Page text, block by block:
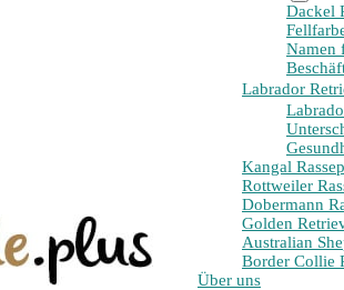
Dackel
Namen
Labrador
Kangal
Rottweiler
Dobermann
Golden
Australian
Border Collie
Über uns